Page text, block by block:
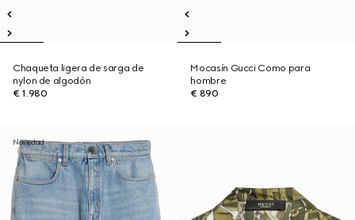
Chaqueta ligera de sarga de
nylon de algodón
€ 1.980
Mocasín Gucci Como para
hombre
€ 890
Novedad